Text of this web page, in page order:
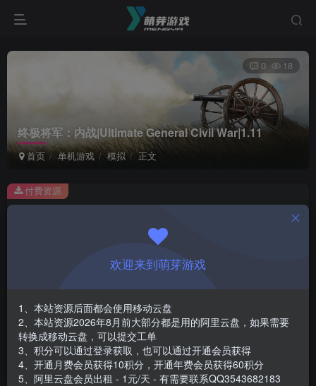
终极将军：内战|Ultimate General Civil War|1.11
首页 单机游戏 模拟 正文
0 18
此内容为付费资源，请付费后查看
￥1
免费
登录购买
安装包大小
游戏本体大小
2.16 GB
付费资源
欢迎来到萌芽游戏
1、本站资源后面都会使用移动云盘
2、本站资源2026年8月前大部分都是用的阿里云盘，如果需要
转换成移动云盘，可以提交工单
3、积分可以通过登录获取，也可以通过开通会员获得
4、开通月费会员获得10积分，开通年费会员获得60积分
5、阿里云盘会员出租 - 1元/天 - 有需要联系QQ3543682183